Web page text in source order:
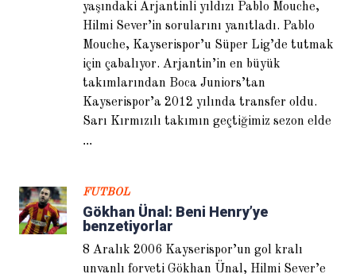
POPÜLER HABERLER
2.
Juan Mata: Türkiye maçını
unutamam
3. Hulk: Ailemin tek umuduydum
Nuria: Güiza bizi evden attı
yaşındaki Arjantinli yıldızı Pablo Mouche,
Hilmi Sever’in sorularını yanıtladı. Pablo
Mouche, Kayserispor’u Süper Lig’de tutmak
için çabalıyor. Arjantin’in en büyük
takımlarından Boca Juniors’tan
Kayserispor’a 2012 yılında transfer oldu.
Sarı Kırmızılı takımın geçtiğimiz sezon elde
...
FUTBOL
Gökhan Ünal: Beni Henry’ye
benzetiyorlar
8 Aralık 2006 Kayserispor’un gol kralı
unvanlı forveti Gökhan Ünal, Hilmi Sever’e